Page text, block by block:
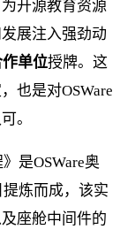
开源教育资源
展注入强劲动
单位授牌。这
也是对OSWare
。
是OSWare奥
炼而成，该实
座舱中间件的